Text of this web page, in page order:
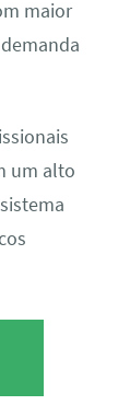
maior
um alto